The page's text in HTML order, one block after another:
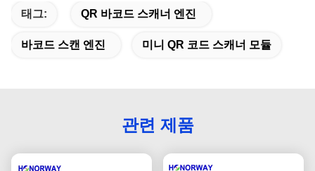
태그: QR 바코드 스캐너 엔진
바코드 스캔 엔진 미니 QR 코드 스캐너 모듈
관련 제품